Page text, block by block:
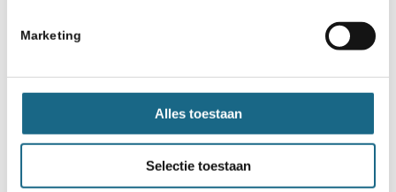
Marketing
Alles toestaan
Selectie toestaan
Schaken.nl wordt mede mogelijk gemaakt
door: